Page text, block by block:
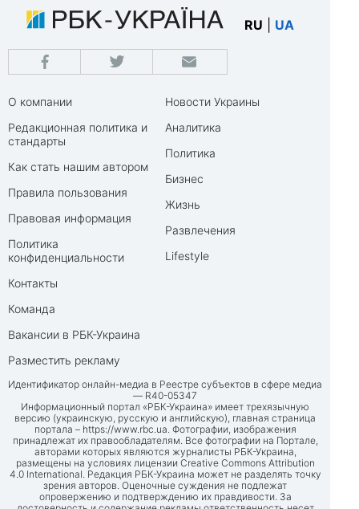
RU UA
О компании
Редакционная политика и
стандарты
Как стать нашим автором
Правила пользования
Правовая информация
Политика
конфиденциальности
Контакты
Команда
Вакансии в РБК-Украина
Разместить рекламу
Новости Украины
Аналитика
Политика
Бизнес
Жизнь
Развлечения
Lifestyle
Идентификатор онлайн-медиа в Реестре субъектов в сфере медиа
— R40-05347
Информационный портал «РБК-Украина» имеет трехязычную
версию (украинскую, русскую и английскую), главная страница
портала – https://www.rbc.ua. Фотографии, изображения
принадлежат их правообладателям. Все фотографии на Портале,
авторами которых являются журналисты РБК-Украина,
размещены на условиях лицензии Creative Commons Attribution
4.0 International. Редакция РБК-Украина может не разделять точку
зрения авторов. Оценочные суждения не подлежат
опровержению и подтверждению их правдивости. За